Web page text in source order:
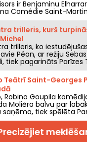
ir Benjaminu
Comédie Saint-
2026. gada 15. oktobrim.
trilleris, kurš
trilleris, ko
Péan, ar režiju
tiek pagarināts Parīzes
2026. gada 31.
Teātrī Saint-Georges
Robina Goupila
Moliėra balvu par
saņēma, tiek spēlēta
teātrī līdz 2026. gada 15.